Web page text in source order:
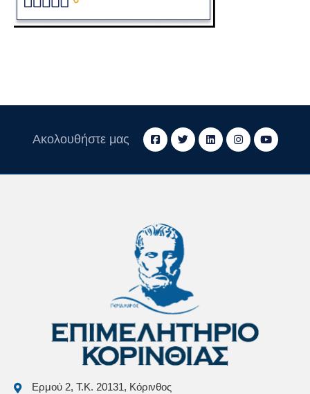
Ακολουθήστε μας
Ερμού 2, Τ.Κ. 20131, Κόρινθος